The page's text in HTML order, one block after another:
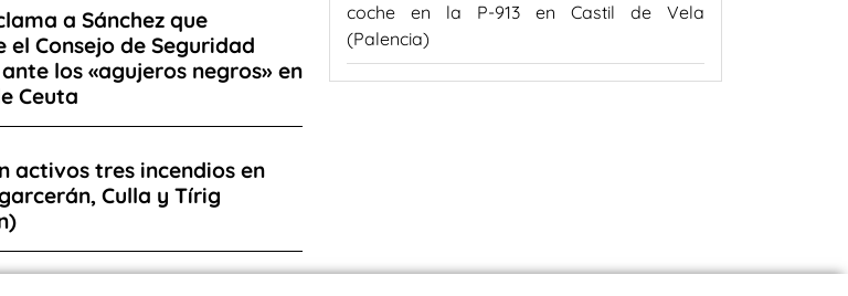
a Sánchez que
el Consejo de Seguridad
los «agujeros negros» en
Ceuta
activos tres incendios en
Culla y Tírig
coche en la P-913 en Castil de Vela
(Palencia)